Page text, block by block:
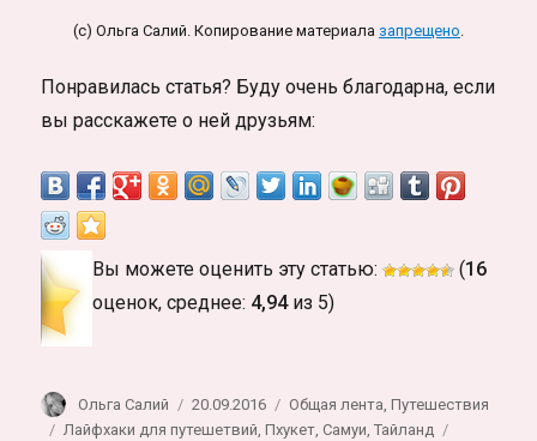
(c) Ольга Салий. Копирование материала запрещено
Понравилась статья? Буду очень благодарна, если
вы расскажете о ней друзьям:
Вы можете оценить эту статью: (16
оценок, среднее: 4,94из 5)
Автор
Ольга Салий Опубликовано
20.09.2016 Рубрики
Общая лента,Путешествия
Метки
Лайфхаки для путешетвий,Пхукет,Самуи,Тайланд